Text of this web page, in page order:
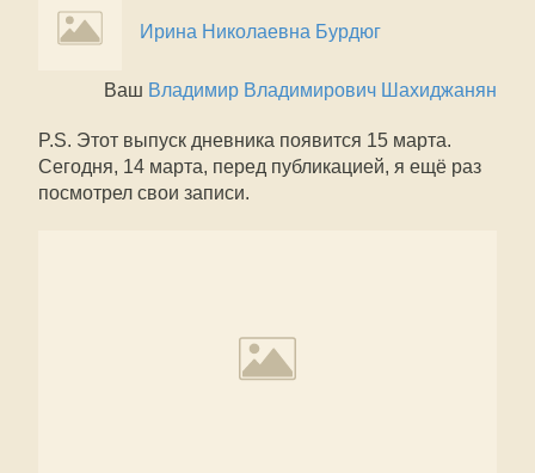
Ирина Николаевна Бурдюг
Ваш Владимир Владимирович Шахиджанян
P.S. Этот выпуск дневника появится 15 марта.
Сегодня, 14 марта, перед публикацией, я ещё раз
посмотрел свои записи.